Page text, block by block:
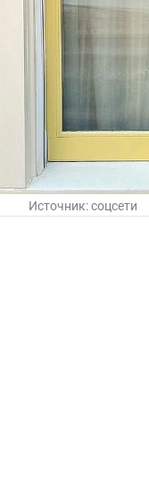
Источник:соцсети